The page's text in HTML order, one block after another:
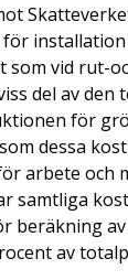
som vid rut-
del av den
för
dessa
arbete och
samtliga
beräkning
av